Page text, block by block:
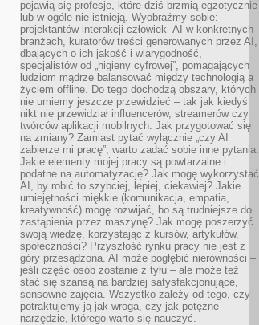
pojawią się profesje, które dziś brzmią egzotycznie
lub w ogóle nie istnieją. Wyobraźmy sobie:
projektantów interakcji człowiek–AI w konkretnych
branżach, kuratorów treści generowanych przez AI,
dbających o ich jakość i wiarygodność,
specjalistów od „higieny cyfrowej”, pomagających
ludziom mądrze balansować między technologią a
życiem offline. Do tego dochodzą obszary, których
nie umiemy jeszcze przewidzieć – tak jak kiedyś
nikt nie przewidział influencerów, streamerów czy
twórców aplikacji mobilnych. Jak przygotować się
na zmiany? Zamiast pytać wyłącznie „czy AI
zabierze mi pracę”, warto zadać sobie inne pytania:
Jakie elementy mojej pracy są powtarzalne i
podatne na automatyzację? Jak mogę wykorzystać
AI, by robić to szybciej, lepiej, ciekawiej? Jakie
umiejętności miękkie (komunikacja, empatia,
kreatywność) mogę rozwijać, bo są trudniejsze do
zastąpienia przez maszynę? Jak mogę poszerzyć
swoją wiedzę, korzystając z kursów, artykułów,
społeczności? Przyszłość rynku pracy nie jest z
góry przesądzona. AI może pogłębić nierówności –
jeśli część osób zostanie z tyłu – ale może też
stać się szansą na bardziej satysfakcjonujące,
sensowne zajęcia. Wszystko zależy od tego, czy
potraktujemy ją jak wroga, czy jak potężne
narzędzie, którego warto się nauczyć.